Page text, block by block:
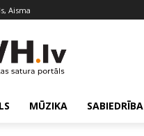
Aisma
MŪZIKA SABIEDRĪBA